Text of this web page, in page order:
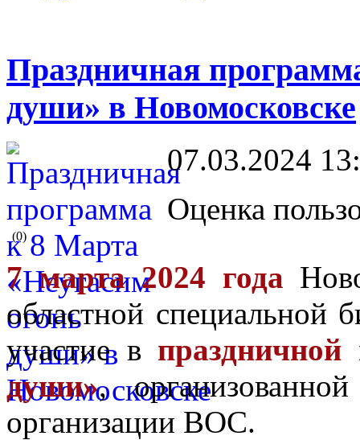
Праздничная
души» в Новомосковске
07.03.2024
Оценка
(0)
7 марта 2024 года
областной специальной
участие в
души»,
организации ВОС.